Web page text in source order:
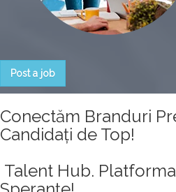
Post a job
Conectăm Branduri
Candidați de Top!
Talent Hub.